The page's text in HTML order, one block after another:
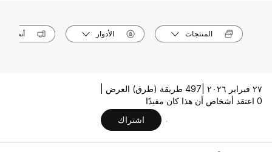
المنتجات الأدوار أنظمة
٢٧ فبراير ٢٠٢٦ |
497 طريقة (طرق) العرض |
0 اعتقد أشخاص أن هذا كان مفيدًا
اشتراك